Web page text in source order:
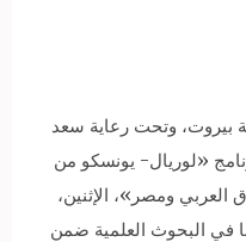
بيروت، وتحت رعاية سعد
«لوريال- يونسكو من
العربي ومصر»، الإثنين،
في البحوث العلمية ضمن